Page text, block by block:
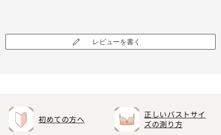
レビューを書く
初めての方へ
正しいバストサイ
ズの測り方